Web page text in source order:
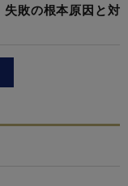
失敗の根本原因と対